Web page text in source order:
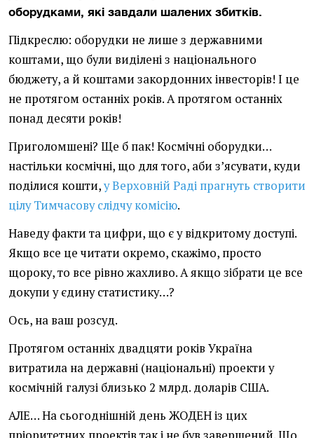
оборудками, які завдали шалених збитків.
Підкреслю: оборудки не лише з державними
коштами, що були виділені з національного
бюджету, а й коштами закордонних інвесторів! І це
не протягом останніх років. А протягом останніх
понад десяти років!
Приголомшені? Ще б пак! Космічні оборудки…
настільки космічні, що для того, аби з’ясувати, куди
поділися кошти,у Верховній Раді прагнуть створити
цілу Тимчасову слідчу комісію.
Наведу факти та цифри, що є у відкритому доступі.
Якщо все це читати окремо, скажімо, просто
щороку, то все рівно жахливо. А якщо зібрати це все
докупи у єдину статистику…?
Ось, на ваш розсуд.
Протягом останніх двадцяти років Україна
витратила на державні (національні) проекти у
космічній галузі близько 2 млрд. доларів США.
АЛЕ… На сьогоднішній день ЖОДЕН із цих